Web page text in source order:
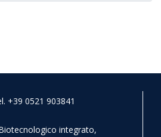
+39 0521 903841
integrato,